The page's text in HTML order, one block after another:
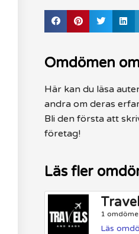
Omdömen
Här kan du läsa
andra om deras
Bli den första att
företag!
Läs fler
1 omdöme
Läs